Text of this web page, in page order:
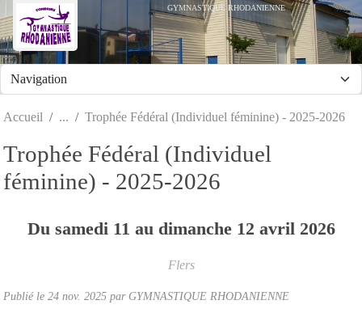
GYMNASTIQUE RHODANIENNE
Accueil Trophée Fédéral (Individuel féminine) - 2025-2026
Trophée Fédéral (Individuel
féminine) - 2025-2026
Du samedi 11 au dimanche 12 avril 2026
Flers
Publié le 24 nov. 2025 parGYMNASTIQUE RHODANIENNE
Panneau de gestion des cookies